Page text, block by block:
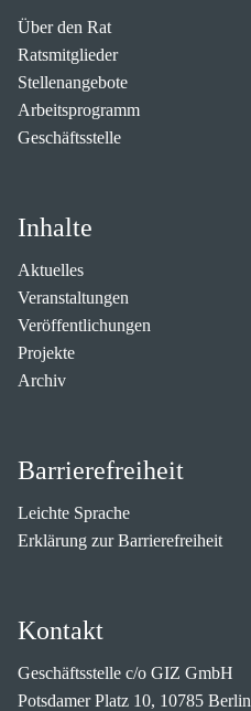
Über den Rat
Ratsmitglieder
Stellenangebote
Arbeitsprogramm
Geschäftsstelle
Inhalte
Aktuelles
Veranstaltungen
Veröffentlichungen
Projekte
Archiv
Barrierefreiheit
Leichte Sprache
Erklärung zur Barrierefreiheit
Kontakt
Geschäftsstelle c/o GIZ GmbH
Potsdamer Platz 10, 10785 Berlin